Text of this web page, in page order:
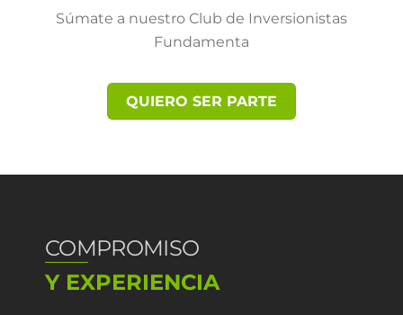
Súmate a nuestro Club de Inversionistas
Fundamenta
QUIERO SER PARTE
COMPROMISO
Y EXPERIENCIA